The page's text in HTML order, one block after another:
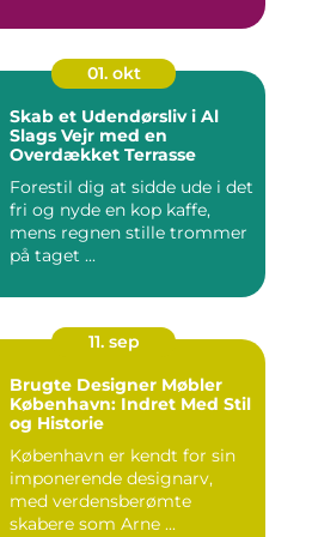
01. okt
Skab et Udendørsliv i Al
Slags Vejr med en
Overdækket Terrasse
Forestil dig at sidde ude i det
fri og nyde en kop kaffe,
mens regnen stille trommer
på taget ...
11. sep
Brugte Designer Møbler
København: Indret Med Stil
og Historie
København er kendt for sin
imponerende designarv,
med verdensberømte
skabere som Arne ...